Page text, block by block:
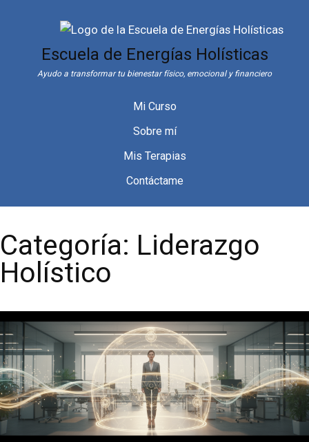
Escuela de Energías Holísticas
Ayudo a transformar tu bienestar físico, emocional y financiero
Mi Curso
Sobre mí
Mis Terapias
Contáctame
Categoría: Liderazgo
Holístico